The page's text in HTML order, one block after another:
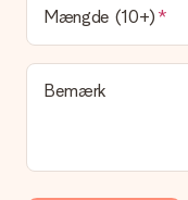
Hvilke
I øjeblikket er det ikke
leveringsindstilling.
en pakke eller som
hvilken måde din
Mængde (10+)
Bemærk